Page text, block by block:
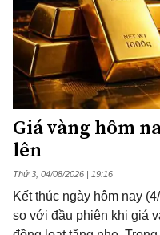
Giá vàng hôm
lên
Thứ 3, 04/08/2026 | 19:16
Kết thúc ngày hôm nay
so với đầu phiên khi giá